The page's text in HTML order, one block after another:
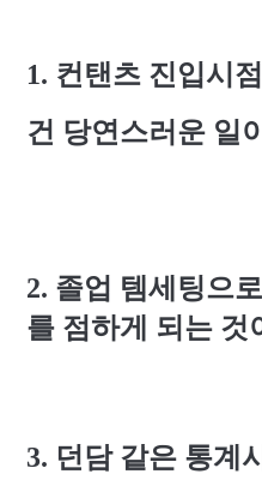
1. 컨탠츠 진입시점
건 당연스러운 일
2. 졸업 템세팅으
를 점하게 되는 것
3. 던담 같은 통계